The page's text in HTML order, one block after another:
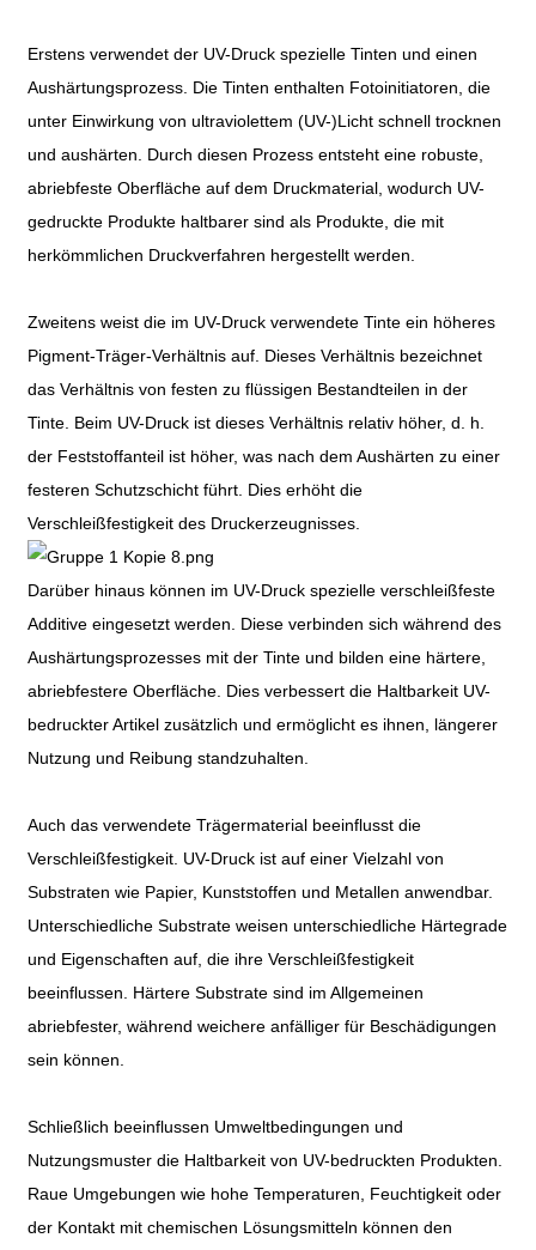
Erstens verwendet der UV-Druck spezielle Tinten und einen
Aushärtungsprozess. Die Tinten enthalten Fotoinitiatoren, die
unter Einwirkung von ultraviolettem (UV-)Licht schnell trocknen
und aushärten. Durch diesen Prozess entsteht eine robuste,
abriebfeste Oberfläche auf dem Druckmaterial, wodurch UV-
gedruckte Produkte haltbarer sind als Produkte, die mit
herkömmlichen Druckverfahren hergestellt werden.
Zweitens weist die im UV-Druck verwendete Tinte ein höheres
Pigment-Träger-Verhältnis auf. Dieses Verhältnis bezeichnet
das Verhältnis von festen zu flüssigen Bestandteilen in der
Tinte. Beim UV-Druck ist dieses Verhältnis relativ höher, d. h.
der Feststoffanteil ist höher, was nach dem Aushärten zu einer
festeren Schutzschicht führt. Dies erhöht die
Verschleißfestigkeit des Druckerzeugnisses.
Darüber hinaus können im UV-Druck spezielle verschleißfeste
Additive eingesetzt werden. Diese verbinden sich während des
Aushärtungsprozesses mit der Tinte und bilden eine härtere,
abriebfestere Oberfläche. Dies verbessert die Haltbarkeit UV-
bedruckter Artikel zusätzlich und ermöglicht es ihnen, längerer
Nutzung und Reibung standzuhalten.
Auch das verwendete Trägermaterial beeinflusst die
Verschleißfestigkeit. UV-Druck ist auf einer Vielzahl von
Substraten wie Papier, Kunststoffen und Metallen anwendbar.
Unterschiedliche Substrate weisen unterschiedliche Härtegrade
und Eigenschaften auf, die ihre Verschleißfestigkeit
beeinflussen. Härtere Substrate sind im Allgemeinen
abriebfester, während weichere anfälliger für Beschädigungen
sein können.
Schließlich beeinflussen Umweltbedingungen und
Nutzungsmuster die Haltbarkeit von UV-bedruckten Produkten.
Raue Umgebungen wie hohe Temperaturen, Feuchtigkeit oder
der Kontakt mit chemischen Lösungsmitteln können den